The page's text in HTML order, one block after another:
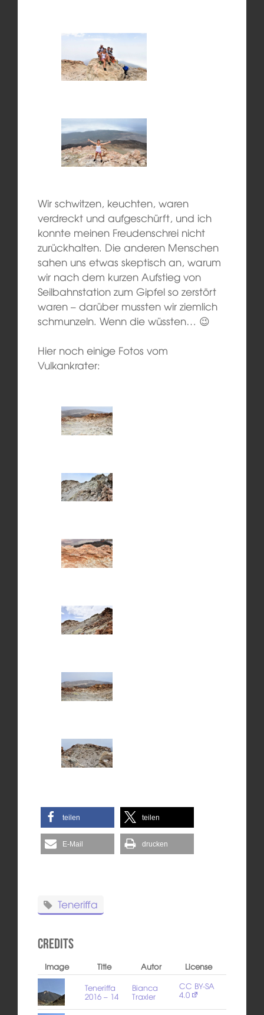
Wir schwitzen, keuchten, waren
verdreckt und aufgeschürft, und ich
konnte meinen Freudenschrei nicht
zurückhalten. Die anderen Menschen
sahen uns etwas skeptisch an, warum
wir nach dem kurzen Aufstieg von
Seilbahnstation zum Gipfel so zerstört
waren – darüber mussten wir ziemlich
schmunzeln. Wenn die wüssten… 😉
Hier noch einige Fotos vom
Vulkankrater:
teilen teilen
E-Mail drucken
Teneriffa
Credits
Image Title Autor
License
Teneriffa
2016 – 14
Bianca
Traxler
CC BY-SA
4.0